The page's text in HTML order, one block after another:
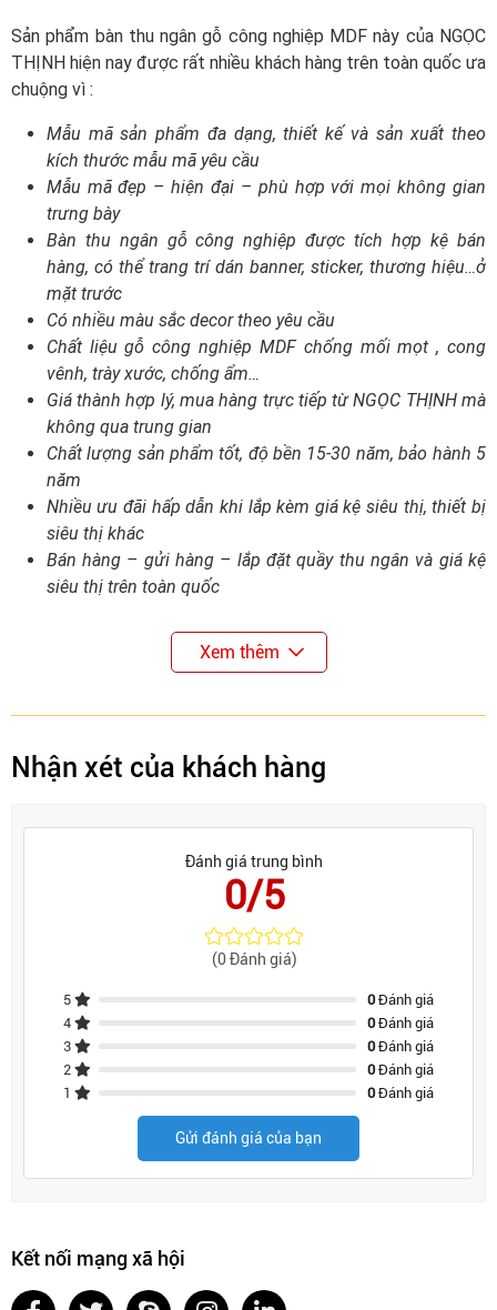
Sản phẩm bàn thu ngân gỗ công nghiệp MDF này của NGỌC
THỊNH hiện nay được rất nhiều khách hàng trên toàn quốc ưa
chuộng vì :
Mẫu mã sản phẩm đa dạng, thiết kế và sản xuất theo
kích thước mẫu mã yêu cầu
Mẫu mã đẹp – hiện đại – phù hợp với mọi không gian
trưng bày
Bàn thu ngân gỗ công nghiệp được tích hợp kệ bán
hàng, có thể trang trí dán banner, sticker, thương hiệu…ở
mặt trước
Có nhiều màu sắc decor theo yêu cầu
Chất liệu gỗ công nghiệp MDF chống mối mọt , cong
vênh, trày xước, chống ẩm…
Giá thành hợp lý, mua hàng trực tiếp từ NGỌC THỊNH mà
không qua trung gian
Chất lượng sản phẩm tốt, độ bền 15-30 năm, bảo hành 5
năm
Nhiều ưu đãi hấp dẫn khi lắp kèm giá kệ siêu thị, thiết bị
siêu thị khác
Bán hàng – gửi hàng – lắp đặt quầy thu ngân và giá kệ
siêu thị trên toàn quốc
Xem thêm
Nhận xét của khách hàng
Đánh giá trung bình
0/5
(0 Đánh giá)
5 0Đánh giá
4
0Đánh giá
3
0Đánh giá
2
0Đánh giá
1
0Đánh giá
Gửi đánh giá của bạn
Kết nối mạng xã hội